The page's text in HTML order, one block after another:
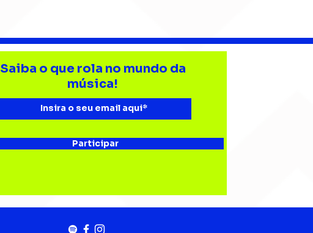
Djonga reúne multidão e
reforça
representatividade do
rap no João Rock
Levinsk conquista
Saiba o que rola no mundo da
música!
Participar